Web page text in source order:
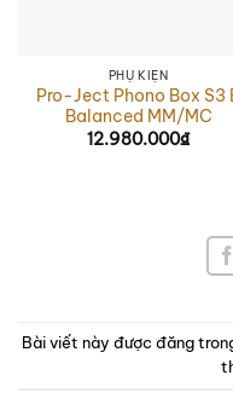
PHỤ KIỆN
Pro-Ject Phono Box S3
Balanced MM/MC
12.980.000₫
Bài viết này được đăng